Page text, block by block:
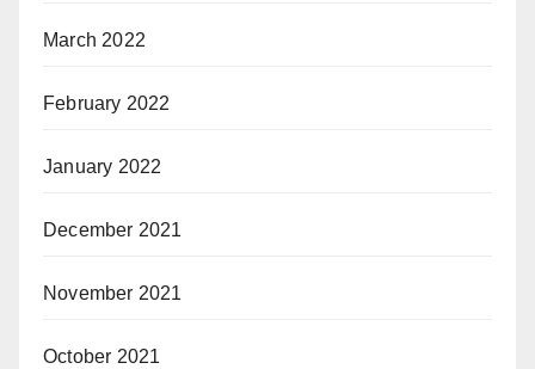
March 2022
February 2022
January 2022
December 2021
November 2021
October 2021